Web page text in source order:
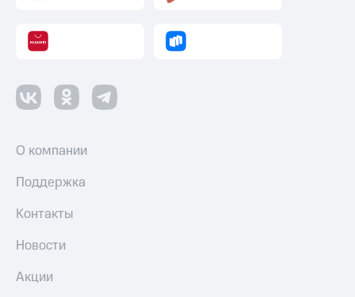
трекеры
Умный
Планшеты
Акции
скидки
О компании
Поддержка
Контакты
Новости
Акции